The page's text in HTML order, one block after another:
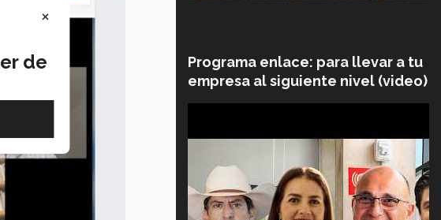
Programa enlace: para llevar a tu
empresa al siguiente nivel (video)
×
de